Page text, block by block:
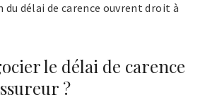
du délai de carence ouvrent droit à
le délai de carence
?